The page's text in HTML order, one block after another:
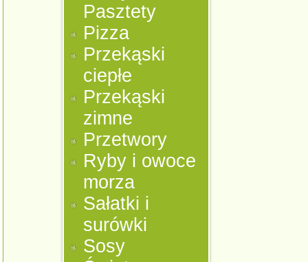
Pasztety
Pizza
Przekąski
ciepłe
Przekąski
zimne
Przetwory
Ryby i owoce
morza
Sałatki i
surówki
Sosy